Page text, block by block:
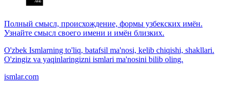
Полный смысл, происхождение, формы узбекских имён.
Узнайте смысл своего имени и имён близких.
O'zbek Ismlarning to'liq, batafsil ma'nosi, kelib chiqishi, shakllari.
O'zingiz va yaqinlaringizni ismlari ma'nosini bilib oling.
ismlar.com